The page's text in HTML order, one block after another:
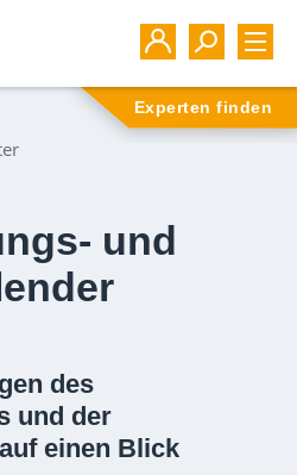
Experten finden
und
des
und der
einen Blick